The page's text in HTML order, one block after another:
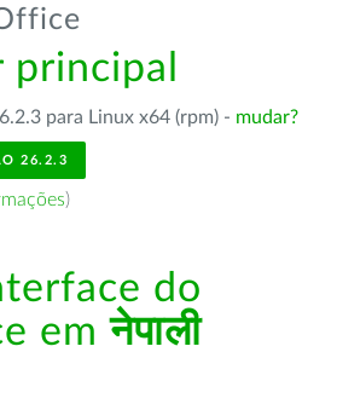
principal
para Linux x64 (rpm) - mudar?
26.2.3
)
do
emनेपाली